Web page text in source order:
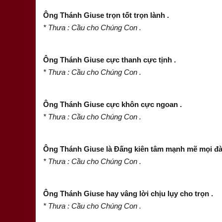
Ông Thánh Giuse trọn tốt trọn lành .
* Thưa : Cầu cho Chúng Con .
Ông Thánh Giuse cực thanh cực tịnh .
* Thưa : Cầu cho Chúng Con .
Ông Thánh Giuse cực khôn cực ngoan .
* Thưa : Cầu cho Chúng Con .
Ông Thánh Giuse là Đấng kiên tâm mạnh mẽ mọi
* Thưa : Cầu cho Chúng Con .
Ông Thánh Giuse hay vâng lời chịu lụy cho trọn .
* Thưa : Cầu cho Chúng Con .